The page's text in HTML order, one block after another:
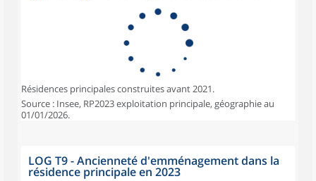
Résidences principales construites avant 2021.
Source : Insee, RP2023 exploitation principale, géographie au
01/01/2026.
LOG T9 - Ancienneté d'emménagement dans la
résidence principale en 2023